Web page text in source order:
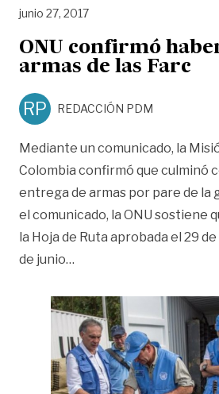
junio 27, 2017
ONU confirmó
armas de las Farc
RP REDACCIÓN PDM
Mediante un comunicado, la
Colombia confirmó que culminó
entrega de armas por pare de la
el comunicado, la ONU sostiene
la Hoja de Ruta aprobada el 29
de junio…